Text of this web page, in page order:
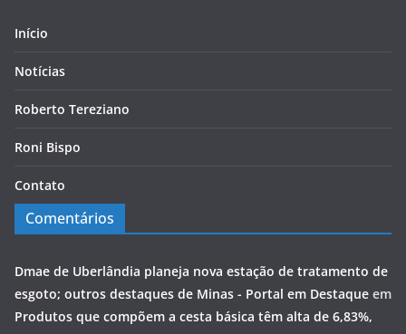
Início
Notícias
Roberto Tereziano
Roni Bispo
Contato
Comentários
Dmae de Uberlândia planeja nova estação de tratamento de
esgoto; outros destaques de Minas - Portal em Destaque em
Produtos que compõem a cesta básica têm alta de 6,83%,